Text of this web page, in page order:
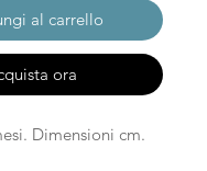
al carrello
ora
Dimensioni cm.